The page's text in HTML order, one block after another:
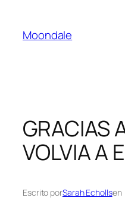
contenido
Moondale
GRACIAS
VOLVIA A
Escrito porSarah Echollsen